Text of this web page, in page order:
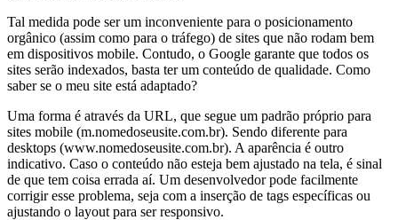
Tal medida pode ser um inconveniente para o posicionamento
orgânico (assim como para o tráfego) de sites que não rodam bem
em dispositivos mobile. Contudo, o Google garante que todos os
sites serão indexados, basta ter um conteúdo de qualidade. Como
saber se o meu site está adaptado?
Uma forma é através da URL, que segue um padrão próprio para
sites mobile (m.nomedoseusite.com.br). Sendo diferente para
desktops (www.nomedoseusite.com.br). A aparência é outro
indicativo. Caso o conteúdo não esteja bem ajustado na tela, é sinal
de que tem coisa errada aí. Um desenvolvedor pode facilmente
corrigir esse problema, seja com a inserção de tags específicas ou
ajustando o layout para ser responsivo.